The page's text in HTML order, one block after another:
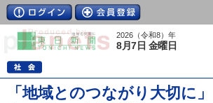
2026（令和8）年
8月7日 金曜日
「地域とのつながり大切に」